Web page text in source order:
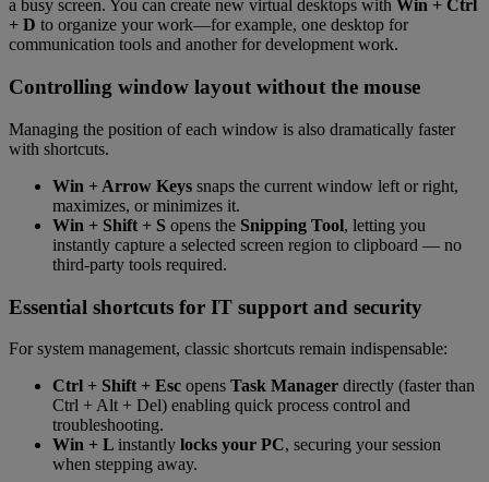
a busy screen. You can create new virtual desktops with Win + Ctrl
+ D to organize your work—for example, one desktop for
communication tools and another for development work.
Controlling window layout without the mouse
Managing the position of each window is also dramatically faster
with shortcuts.
Win + Arrow Keys snaps the current window left or right,
maximizes, or minimizes it.
Win + Shift + S opens the Snipping Tool, letting you
instantly capture a selected screen region to clipboard — no
third-party tools required.
Essential shortcuts for IT support and security
For system management, classic shortcuts remain indispensable:
Ctrl + Shift + Esc opens Task Manager directly (faster than
Ctrl + Alt + Del) enabling quick process control and
troubleshooting.
Win + L instantly locks your PC, securing your session
when stepping away.